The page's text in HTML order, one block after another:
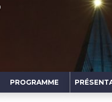
PROGRAMME